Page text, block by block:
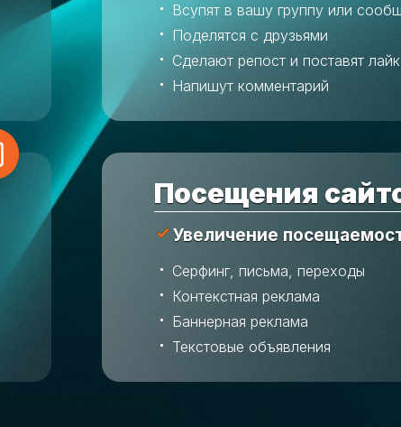
Всупят в вашу группу или
Поделятся с друзьями
Сделают репост и поставят лайк
Напишут комментарий
Посещения
Увеличение
Серфинг, письма, переходы
Контекстная реклама
Баннерная реклама
Текстовые объявления